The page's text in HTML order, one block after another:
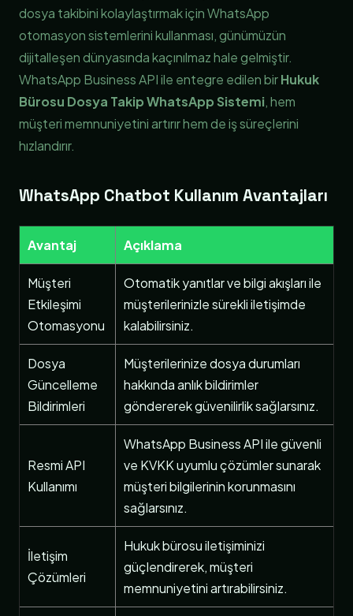
dosya takibini kolaylaştırmak için WhatsApp
otomasyon sistemlerini kullanması, günümüzün
dijitalleşen dünyasında kaçınılmaz hale gelmiştir.
WhatsApp Business API ile entegre edilen birHukuk
Bürosu Dosya Takip WhatsApp Sistemi, hem
müşteri memnuniyetini artırır hem de iş süreçlerini
hızlandırır.
WhatsApp Chatbot Kullanım Avantajları
Avantaj Açıklama
Müşteri
Etkileşimi
Otomasyonu
Otomatik yanıtlar ve bilgi akışları ile
müşterilerinizle sürekli iletişimde
kalabilirsiniz.
Dosya
Güncelleme
Bildirimleri
Müşterilerinize dosya durumları
hakkında anlık bildirimler
göndererek güvenilirlik sağlarsınız.
Resmi API
Kullanımı
WhatsApp Business API ile güvenli
ve KVKK uyumlu çözümler sunarak
müşteri bilgilerinin korunmasını
sağlarsınız.
İletişim
Çözümleri
Hukuk bürosu iletişiminizi
güçlendirerek, müşteri
memnuniyetini artırabilirsiniz.